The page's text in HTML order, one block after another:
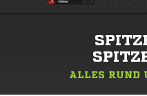
ALLES RUND